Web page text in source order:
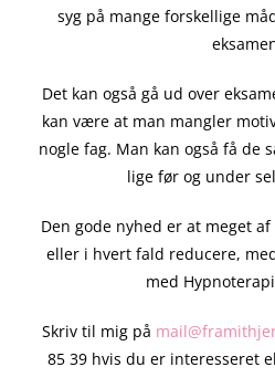
syg på mange forskellige
Det kan også gå ud over
kan være at man mangler
nogle fag. Man kan også få de
lige før og under
Den gode nyhed er at meget
eller i hvert fald reducere,
med
Skriv til mig på
85 39 hvis du er interesseret